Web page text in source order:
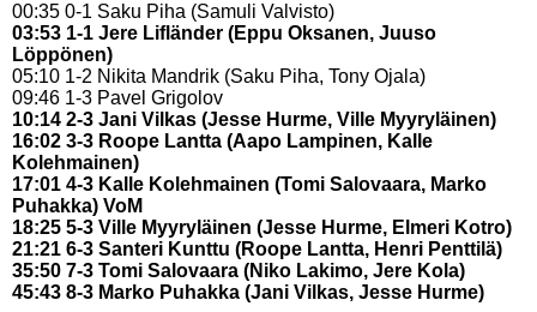
00:35 0-1 Saku Piha (Samuli Valvisto)
03:53 1-1 Jere Lifländer (Eppu Oksanen, Juuso
Löppönen)
05:10 1-2 Nikita Mandrik (Saku Piha, Tony Ojala)
09:46 1-3 Pavel Grigolov
10:14 2-3 Jani Vilkas (Jesse Hurme, Ville Myyryläinen)
16:02 3-3 Roope Lantta (Aapo Lampinen, Kalle
Kolehmainen)
17:01 4-3 Kalle Kolehmainen (Tomi Salovaara, Marko
Puhakka) VoM
18:25 5-3 Ville Myyryläinen (Jesse Hurme, Elmeri Kotro)
21:21 6-3 Santeri Kunttu (Roope Lantta, Henri Penttilä)
35:50 7-3 Tomi Salovaara (Niko Lakimo, Jere Kola)
45:43 8-3 Marko Puhakka (Jani Vilkas, Jesse Hurme)